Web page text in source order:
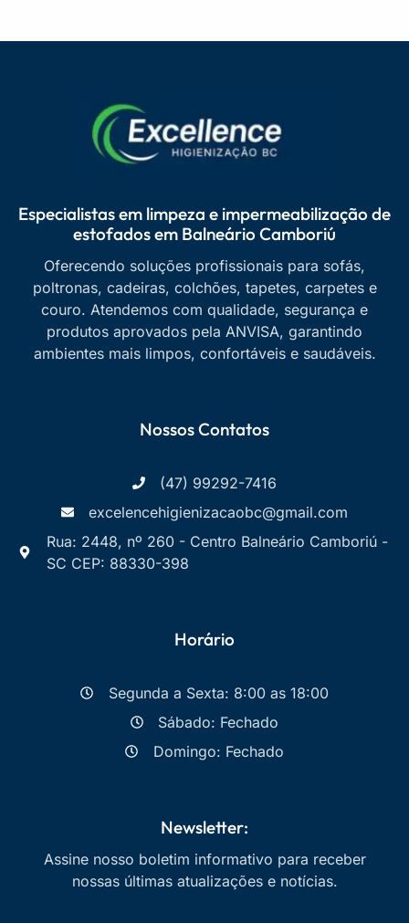
Especialistas em limpeza e impermeabilização de
estofados em Balneário Camboriú
Oferecendo soluções profissionais para sofás,
poltronas, cadeiras, colchões, tapetes, carpetes e
couro. Atendemos com qualidade, segurança e
produtos aprovados pela ANVISA, garantindo
ambientes mais limpos, confortáveis e saudáveis.
Nossos Contatos
(47) 99292-7416
excelencehigienizacaobc@gmail.com
Rua: 2448, nº 260 - Centro Balneário Camboriú -
SC CEP: 88330-398
Horário
Segunda a Sexta: 8:00 as 18:00
Sábado: Fechado
Domingo: Fechado
Newsletter:
Assine nosso boletim informativo para receber
nossas últimas atualizações e notícias.